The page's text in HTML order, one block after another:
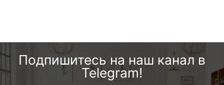
Подпишитесь на наш канал в
Telegram!